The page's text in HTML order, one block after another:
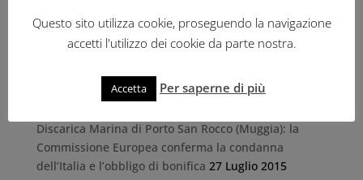
ULTIME NEWS
IL RISCHIO DELL’IDROGENO NEL PORTO DI TRIESTE
Il libro-inchiesta “Tracce di legalità” di Roberto
1 Ottobre 2019
Discarica Marina di Porto San Rocco (Muggia): la
Commissione Europea conferma la condanna
dell’Italia e l’obbligo di bonifica 27 Luglio 2015
Questo sito utilizza cookie, proseguendo la navigazione
accetti l'utilizzo dei cookie da parte nostra.
Accetta Per saperne di più